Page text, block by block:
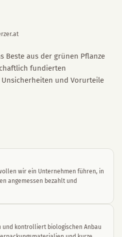
Beste aus der grünen Pflanze
fundierten
und Vorurteile
wir ein Unternehmen führen, in
angemessen bezahlt und
kontrolliert biologischen Anbau